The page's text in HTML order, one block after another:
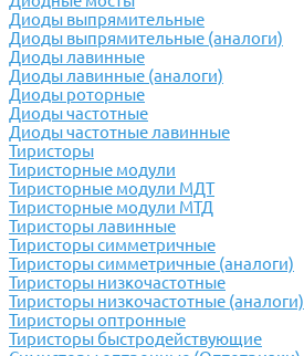
Диоды выпрямительные
Диоды выпрямительные (аналоги)
Диоды лавинные
Диоды лавинные (аналоги)
Диоды роторные
Диоды частотные
Диоды частотные лавинные
Тиристоры
Тиристорные модули
Тиристорные модули МДТ
Тиристорные модули МТД
Тиристоры лавинные
Тиристоры симметричные
Тиристоры симметричные (аналоги)
Тиристоры низкочастотные
Тиристоры низкочастотные (аналоги)
Тиристоры оптронные
Тиристоры быстродействующие